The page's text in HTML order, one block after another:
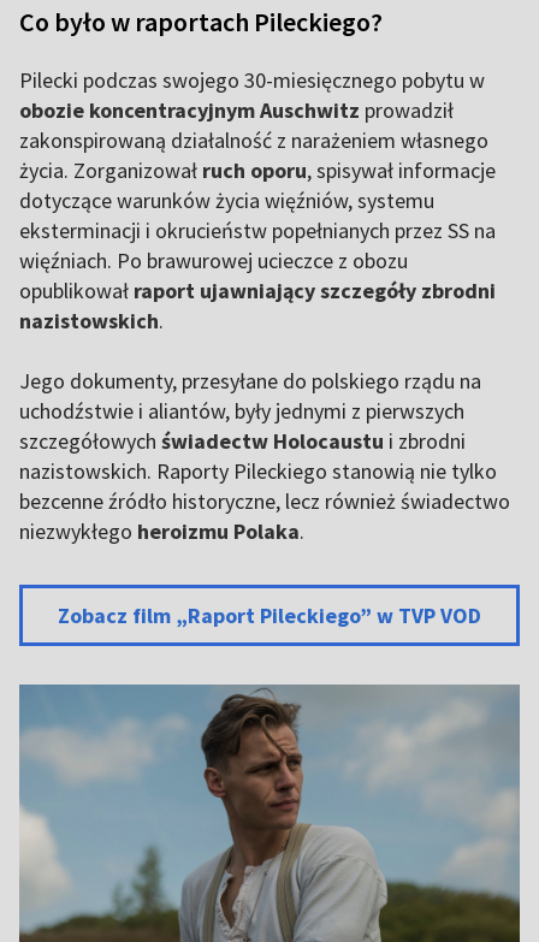
Co było w raportach Pileckiego?
Pilecki podczas swojego 30-miesięcznego pobytu w
obozie koncentracyjnym Auschwitz prowadził
zakonspirowaną działalność z narażeniem własnego
życia. Zorganizował ruch oporu, spisywał informacje
dotyczące warunków życia więźniów, systemu
eksterminacji i okrucieństw popełnianych przez SS na
więźniach. Po brawurowej ucieczce z obozu
opublikował raport ujawniający szczegóły zbrodni
nazistowskich.
Jego dokumenty, przesyłane do polskiego rządu na
uchodźstwie i aliantów, były jednymi z pierwszych
szczegółowych świadectw Holocaustu i zbrodni
nazistowskich. Raporty Pileckiego stanowią nie tylko
bezcenne źródło historyczne, lecz również świadectwo
niezwykłego heroizmu Polaka.
Zobacz film „Raport Pileckiego” w TVP VOD